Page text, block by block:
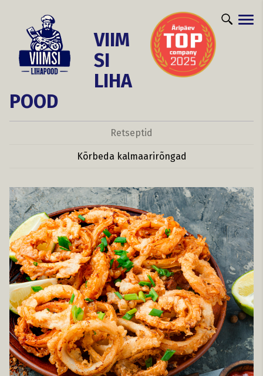
VIIM
SI
LIHA
POOD
Retseptid
Kõrbeda kalmaarirõngad